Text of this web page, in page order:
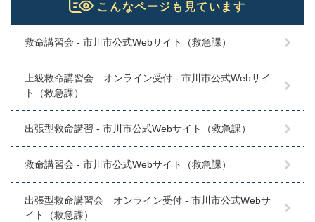
こんなページも見ています
救命講習会 - 市川市公式Webサイト（救急課）
上級救命講習会 オンライン受付 - 市川市公式Webサイ
ト（救急課）
出張型救命講習 - 市川市公式Webサイト（救急課）
救命講習会 - 市川市公式Webサイト（救急課）
出張型救命講習会 オンライン受付 - 市川市公式Webサ
イト（救急課）